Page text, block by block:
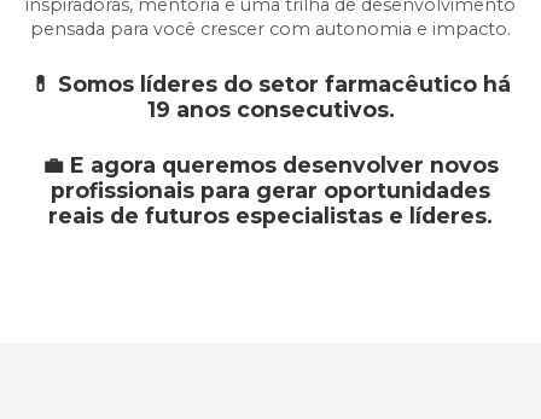
inspiradoras, mentoria e uma trilha de desenvolvimento
pensada para você crescer com autonomia e impacto.
💊 Somos líderes do setor farmacêutico há
19 anos consecutivos.
💼 E agora queremos desenvolver novos
profissionais para gerar oportunidades
reais de futuros especialistas e líderes.